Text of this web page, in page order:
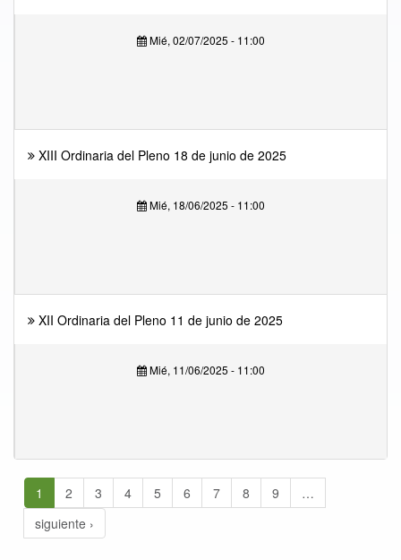
Mié, 02/07/2025 - 11:00
XIII Ordinaria del Pleno 18 de junio de 2025
Mié, 18/06/2025 - 11:00
XII Ordinaria del Pleno 11 de junio de 2025
Mié, 11/06/2025 - 11:00
1 2 3 4 5 6 7 8 9
…
siguiente ›